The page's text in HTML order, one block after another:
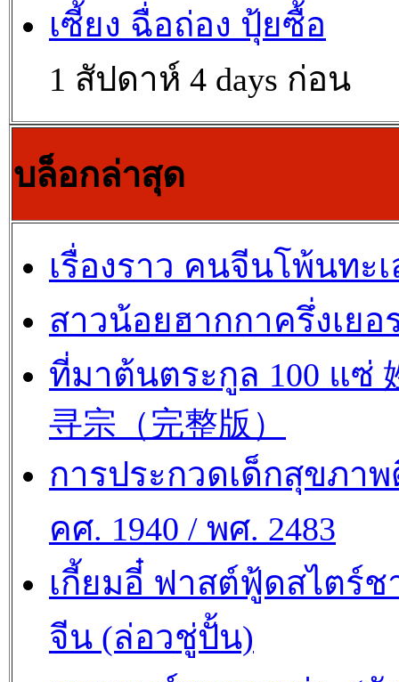
เซี้ยง ฉื่อถ่อง ปุ้ยซื้อ
1 สัปดาห์ 4 days ก่อน
บล็อกล่าสุด
เรื่องราว คนจีนโพ้นทะ
สาวน้อยฮากกาครึ่งเยอ
ที่มาต้นตระกูล 100 แซ่
寻宗（完整版）
การประกวดเด็กสุขภา
คศ. 1940 / พศ. 2483
เกี้ยมอี๋ ฟาสต์ฟู้ดสไตร์ช
จีน (ล่อวชู่ปั้น)